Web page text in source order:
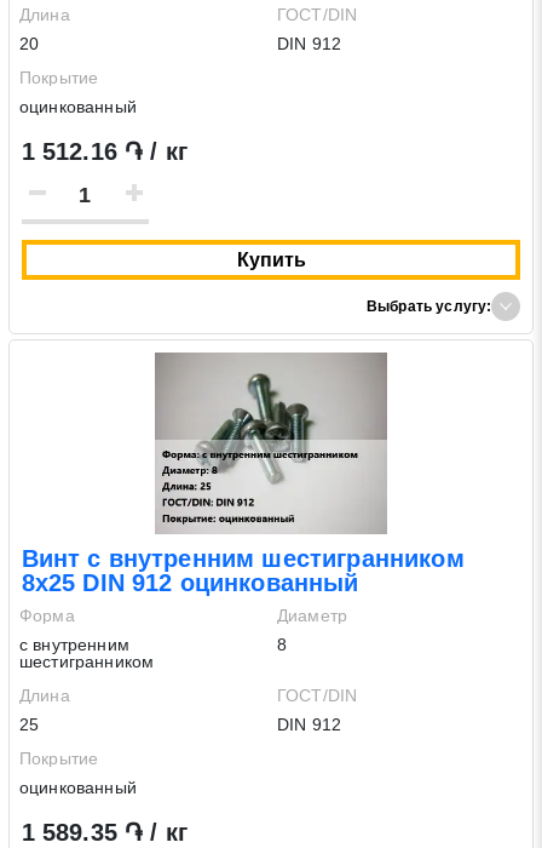
Длина
20
ГОСТ/DIN
DIN 912
Покрытие
оцинкованный
1 512.16 ֏ / кг
Купить
Выбрать услугу:
Винт с внутренним шестигранником
8х25 DIN 912 оцинкованный
Форма
с внутренним
шестигранником
Диаметр
8
Длина
25
ГОСТ/DIN
DIN 912
Покрытие
оцинкованный
1 589.35 ֏ / кг